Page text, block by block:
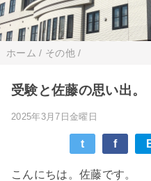
ホーム / その他/
受験と佐藤の思い出。
2025年3月7日金曜日
t f
こんにちは。佐藤です。